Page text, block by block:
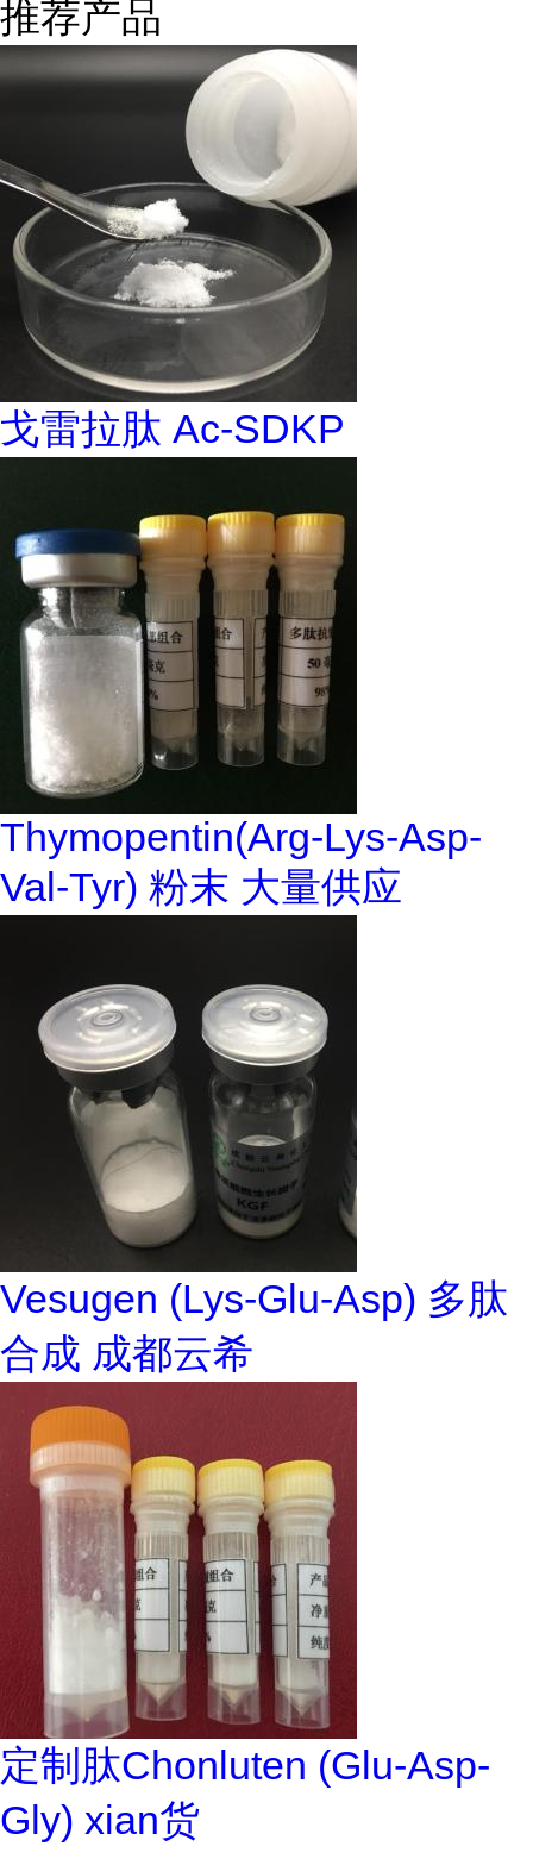
推荐产品
戈雷拉肽 Ac-SDKP
Thymopentin(Arg-Lys-Asp-
Val-Tyr) 粉末 大量供应
Vesugen (Lys-Glu-Asp) 多肽
合成 成都云希
定制肽Chonluten (Glu-Asp-
Gly) xian货